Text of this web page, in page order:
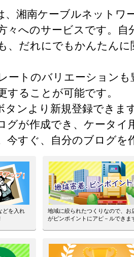
、湘南ケーブルネットワ
々へのサービスです。
、だれにでもかんたん
ートのバリエーション
することが可能です。
タンより新規登録できま
グが作成でき、ケータイ
今すぐ、自分のブログを
どを入れ
地域に絞られたつくりなので、お
がピンポイントにアピ－ルできま